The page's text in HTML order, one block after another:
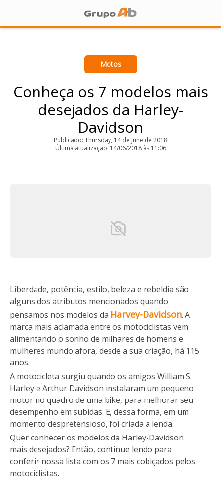
Motos
Conheça os 7 modelos mais
desejados da Harley-
Davidson
Publicado: Thursday, 14 de June de 2018
Última atualização: 14/06/2018 às 11:06
Liberdade, potência, estilo, beleza e rebeldia são
alguns dos atributos mencionados quando
pensamos nos modelos da Harvey-Davidson. A
marca mais aclamada entre os motociclistas vem
alimentando o sonho de milhares de homens e
mulheres mundo afora, desde a sua criação, há 115
anos.
A motocicleta surgiu quando os amigos William S.
Harley e Arthur Davidson instalaram um pequeno
motor no quadro de uma bike, para melhorar seu
desempenho em subidas. E, dessa forma, em um
momento despretensioso, foi criada a lenda.
Quer conhecer os modelos da Harley-Davidson
mais desejados? Então, continue lendo para
conferir nossa lista com os 7 mais cobiçados pelos
motociclistas.